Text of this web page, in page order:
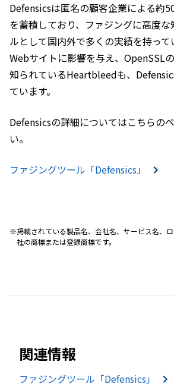
Defensicsは匿名の顧客企業による約
を蓄積しており、ファジングに高度
ルとして国内外で多くの実績を持っ
Webサイトに影響を与え、OpenSSL
知られているHeartbleedも、
ています。
Defensicsの詳細についてはこちらの
い。
ファジングツール「Defensics」
掲載されている製品名、会社名、サービス名、
社の商標または登録商標です。
関連情報
ファジングツール「Defensics」